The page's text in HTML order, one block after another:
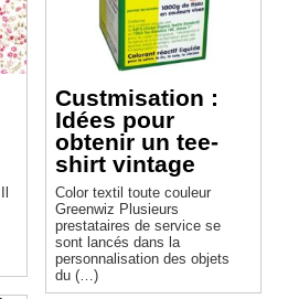
Custmisation :
Idées pour
obtenir un tee-
shirt vintage
Color textil toute couleur
Greenwiz Plusieurs
prestataires de service se
sont lancés dans la
personnalisation des objets
du (…)